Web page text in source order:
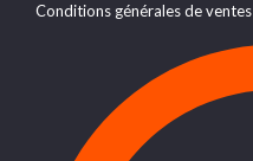
Conditions générales de ventes